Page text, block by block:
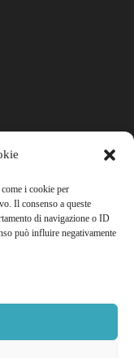
i cookie per
Il consenso a queste
di navigazione o ID
può influire negativamente